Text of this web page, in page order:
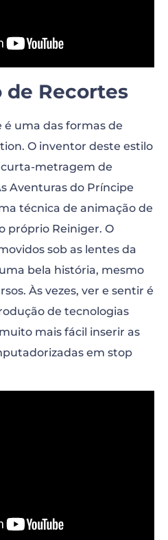
de Recortes
uma das formas de
O inventor deste estilo
metragem de
Aventuras do Príncipe
técnica de animação de
próprio Reiniger. O
sob as lentes da
bela história, mesmo
Às vezes, ver e sentir é
de tecnologias
mais fácil inserir as
em stop